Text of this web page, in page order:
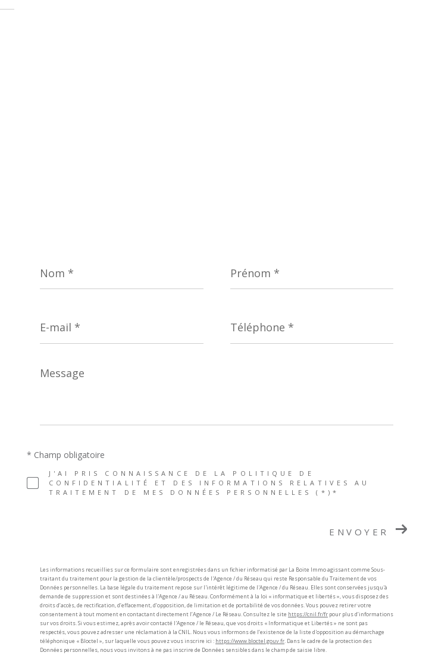
* *
mail
*
*
Message
*
J'AI PRIS CONNAISSANCE DE LA POLITIQUE DE
CONFIDENTIALITÉ ET DES INFORMATIONS RELATIVES AU
TRAITEMENT DE MES DONNÉES PERSONNELLES (*)*
* Champ obligatoire
ENVOYER
Les informations recueillies sur ce formulaire sont enregistrées dans un fichier informatisé par La Boite Immo agissant comme Sous-
traitant du traitement pour la gestion de la clientèle/prospects de l'Agence / du Réseau qui reste Responsable du Traitement de vos
Données personnelles. La base légale du traitement repose sur l'intérêt légitime de l'Agence / du Réseau. Elles sont conservées jusqu'à
demande de suppression et sont destinées à l'Agence / au Réseau. Conformément à la loi « informatique et libertés », vous disposez des
droits d’accès, de rectification, d’effacement, d’opposition, de limitation et de portabilité de vos données. Vous pouvez retirer votre
consentement à tout moment en contactant directement l’Agence / Le Réseau. Consultez le site https://cnil.fr/fr pour plus d’informations
sur vos droits. Si vous estimez, après avoir contacté l'Agence / le Réseau, que vos droits « Informatique et Libertés » ne sont pas
respectés, vous pouvez adresser une réclamation à la CNIL. Nous vous informons de l’existence de la liste d'opposition au démarchage
téléphonique « Bloctel », sur laquelle vous pouvez vous inscrire ici : https://www.bloctel.gouv.fr . Dans le cadre de la protection des
Données personnelles, nous vous invitons à ne pas inscrire de Données sensibles dans le champ de saisie libre.